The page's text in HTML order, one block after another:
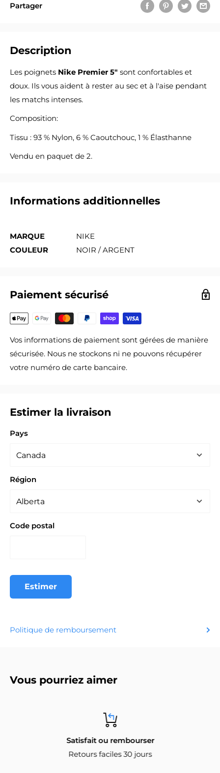
Partager
Description
Les poignets Nike Premier 5" sont confortables et
doux. Ils vous aident à rester au sec et à l'aise pendant
les matchs intenses.
Composition:
Tissu : 93 % Nylon, 6 % Caoutchouc, 1 % Élasthanne
Vendu en paquet de 2.
Informations additionnelles
MARQUE
NIKE
COULEUR
NOIR / ARGENT
Paiement sécurisé
Vos informations de paiement sont gérées de manière
sécurisée. Nous ne stockons ni ne pouvons récupérer
votre numéro de carte bancaire.
Estimer la livraison
Pays
Région
Code postal
Estimer
Politique de remboursement
Vous pourriez aimer
Satisfait ou rembourser
Retours faciles 30 jours